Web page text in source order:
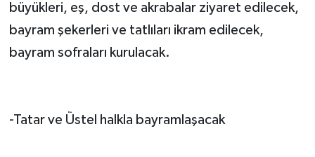
büyükleri, eş, dost ve akrabalar ziyaret edilecek,
bayram şekerleri ve tatlıları ikram edilecek,
bayram sofraları kurulacak.
-Tatar ve Üstel halkla bayramlaşacak